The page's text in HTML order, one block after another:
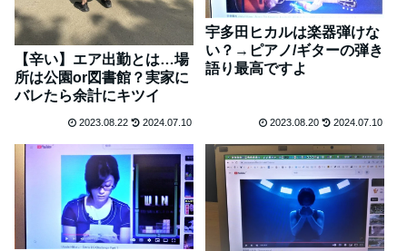
【辛い】エア出勤とは…場
所は公園or図書館？実家に
バレたら余計にキツイ
2023.08.22 2024.07.10
宇多田ヒカルは楽器弾けな
い？→ピアノ/ギターの弾き
語り最高ですよ
2023.08.20 2024.07.10